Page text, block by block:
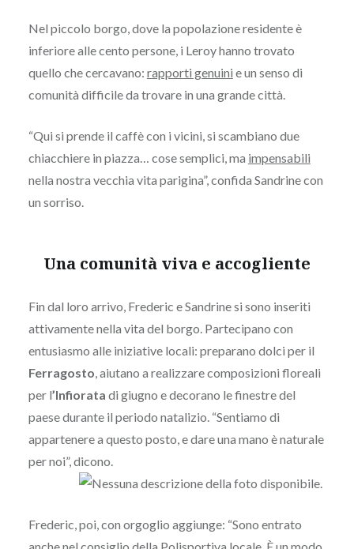
Nel piccolo borgo, dove la popolazione residente è
inferiore alle cento persone, i Leroy hanno trovato
quello che cercavano: rapporti genuini e un senso di
comunità difficile da trovare in una grande città.
“Qui si prende il caffè con i vicini, si scambiano due
chiacchiere in piazza… cose semplici, ma impensabili
nella nostra vecchia vita parigina”, confida Sandrine con
un sorriso.
Una comunità viva e accogliente
Fin dal loro arrivo, Frederic e Sandrine si sono inseriti
attivamente nella vita del borgo. Partecipano con
entusiasmo alle iniziative locali: preparano dolci per il
Ferragosto , aiutano a realizzare composizioni floreali
per l’Infiorata di giugno e decorano le finestre del
paese durante il periodo natalizio. “Sentiamo di
appartenere a questo posto, e dare una mano è naturale
per noi”, dicono.
Frederic, poi, con orgoglio aggiunge: “Sono entrato